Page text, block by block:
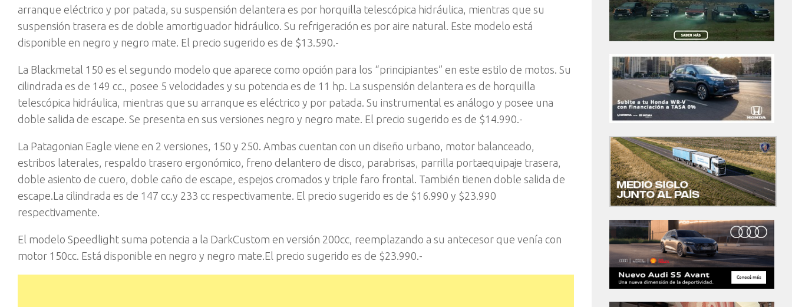
arranque eléctrico y por patada, su suspensión delantera es por horquilla telescópica hidráulica, mientras que su
suspensión trasera es de doble amortiguador hidráulico. Su refrigeración es por aire natural. Este modelo está
disponible en negro y negro mate. El precio sugerido es de $13.590.-
La Blackmetal 150 es el segundo modelo que aparece como opción para los “principiantes” en este estilo de motos. Su
cilindrada es de 149 cc., posee 5 velocidades y su potencia es de 11 hp. La suspensión delantera es de horquilla
telescópica hidráulica, mientras que su arranque es eléctrico y por patada. Su instrumental es análogo y posee una
doble salida de escape. Se presenta en sus versiones negro y negro mate. El precio sugerido es de $14.990.-
La Patagonian Eagle viene en 2 versiones, 150 y 250. Ambas cuentan con un diseño urbano, motor balanceado,
estribos laterales, respaldo trasero ergonómico, freno delantero de disco, parabrisas, parrilla portaequipaje trasera,
doble asiento de cuero, doble caño de escape, espejos cromados y triple faro frontal. También tienen doble salida de
escape.La cilindrada es de 147 cc.y 233 cc respectivamente. El precio sugerido es de $16.990 y $23.990
respectivamente.
El modelo Speedlight suma potencia a la DarkCustom en versión 200cc, reemplazando a su antecesor que venía con
motor 150cc. Está disponible en negro y negro mate.El precio sugerido es de $23.990.-